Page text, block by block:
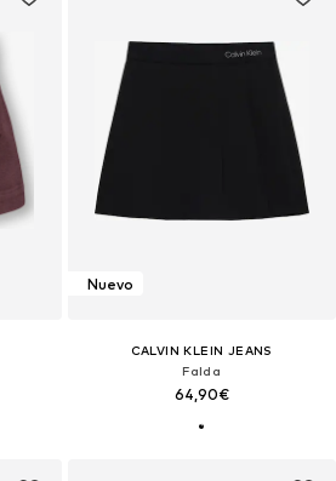
Nuevo
CALVIN KLEIN JEANS
Falda
64,90€